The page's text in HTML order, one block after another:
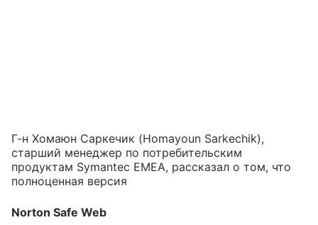
Г-н Хомаюн Саркечик (Homayoun Sarkechik),
старший менеджер по потребительским
продуктам Symantec EMEA, рассказал о том, что
полноценная версия
Norton Safe Web